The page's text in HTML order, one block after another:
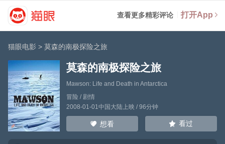
查看更多精彩评论 打开App
猫眼电影 >莫森的南极探险之旅
莫森的南极探险之旅
Mawson: Life and Death in Antarctica
冒险 / 剧情
2008-01-01中国大陆上映 / 96分钟
想看 看过